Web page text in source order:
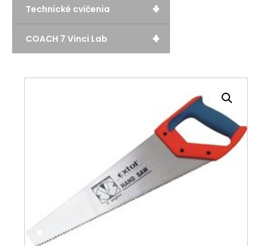
+
Technické cvičenia
+
COACH 7 Vinci Lab